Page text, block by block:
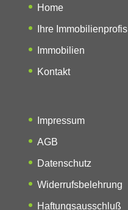
Home
Ihre Immobilienprofis
Immobilien
Kontakt
Impressum
AGB
Datenschutz
Widerrufsbelehrung
Haftungsausschluß